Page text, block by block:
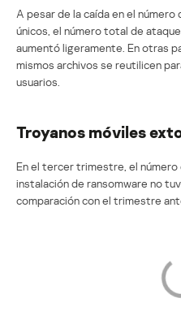
A pesar de la caída en el
únicos, el número total de
aumentó ligeramente. En otras
mismos archivos se reutilicen
usuarios.
Troyanos móviles
En el tercer trimestre, el
instalación de ransomware no
comparación con el trimestre